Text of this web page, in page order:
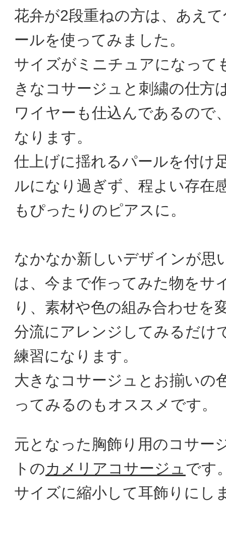
花弁が2段重ねの方は、あえ
ールを使ってみました。
サイズがミニチュアになって
きなコサージュと刺繍の仕方
ワイヤーも仕込んであるので
なります。
仕上げに揺れるパールを付け
ルになり過ぎず、程よい存在
もぴったりのピアスに。
なかなか新しいデザインが思
は、今まで作ってみた物をサ
り、素材や色の組み合わせを
分流にアレンジしてみるだけ
練習になります。
大きなコサージュとお揃いの
ってみるのもオススメです。
元となった胸飾り用のコサー
トのカメリアコサージュです
サイズに縮小して耳飾りにし